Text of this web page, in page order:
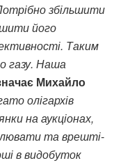
збільшити
його
Таким
газу. Наша
Михайло
олігархів
на аукціонах,
та врешті-
в видобуток